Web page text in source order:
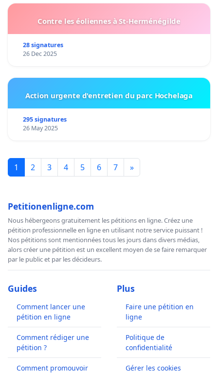
Contre les éoliennes à St-Herménégilde
28 signatures
26 Dec 2025
Action urgente d'entretien du parc Hochelaga
295 signatures
26 May 2025
1 2 3 4 5 6 7 »
Petitionenligne.com
Nous hébergeons gratuitement les pétitions en ligne. Créez une
pétition professionnelle en ligne en utilisant notre service puissant !
Nos pétitions sont mentionnées tous les jours dans divers médias,
alors créer une pétition est un excellent moyen de se faire remarquer
par le public et par les décideurs.
Guides
Comment lancer une
pétition en ligne
Comment rédiger une
pétition ?
Comment promouvoir
Plus
Faire une pétition en
ligne
Politique de
confidentialité
Gérer les cookies